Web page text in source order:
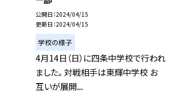
公開日 2024/04/15
更新日 2024/04/15
学校の様子
4月14日（日）に四条中学校で行われ
ました。 対戦相手は東輝中学校 お
互いが展開...